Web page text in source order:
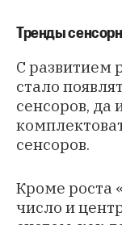
Тренды
С развитием
стало
сенсоров,
сенсоров.
Кроме роста
число и